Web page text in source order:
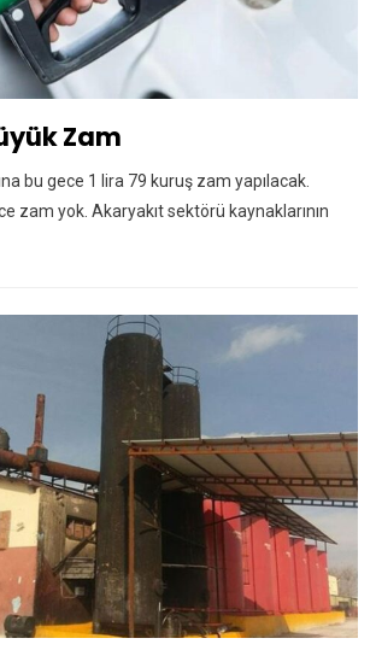
Zam
bu gece 1 lira 79 kuruş zam yapılacak.
zam yok. Akaryakıt sektörü kaynaklarının